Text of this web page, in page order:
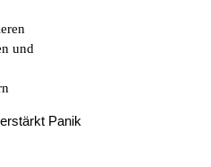
und
Panik